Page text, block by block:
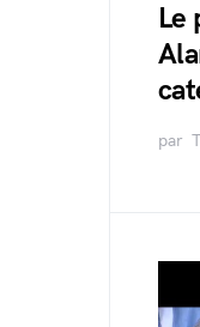
Le
par